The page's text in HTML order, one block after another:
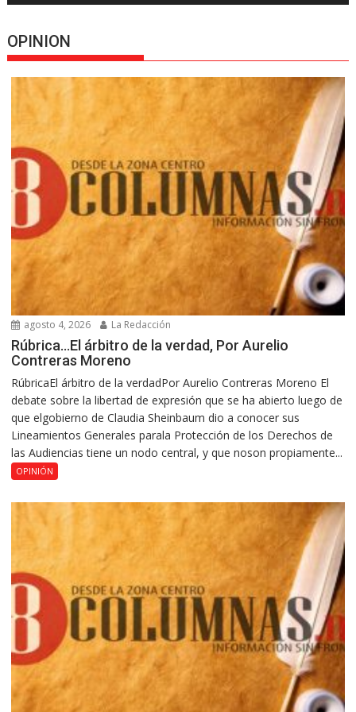
OPINION
agosto 4, 2026 La Redacción
Rúbrica…El árbitro de la verdad, Por Aurelio
Contreras Moreno
RúbricaEl árbitro de la verdadPor Aurelio Contreras Moreno El
debate sobre la libertad de expresión que se ha abierto luego de
que elgobierno de Claudia Sheinbaum dio a conocer sus
Lineamientos Generales parala Protección de los Derechos de
las Audiencias tiene un nodo central, y que noson propiamente...
OPINIÓN